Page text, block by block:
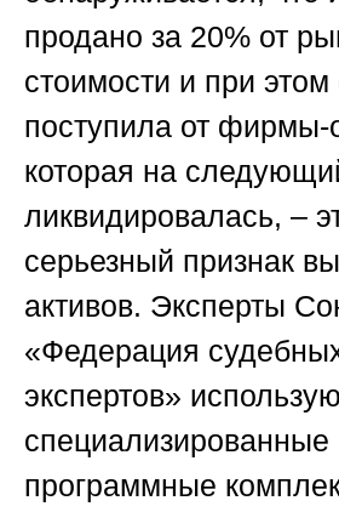
продано за 20% от
стоимости и при этом
поступила от фирмы-
которая на
ликвидировалась, –
серьезный признак
активов. Эксперты
«Федерация
экспертов»
специализированные
программные